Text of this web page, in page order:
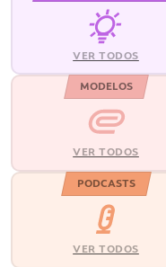
VER TODOS
MODELOS
VER TODOS
PODCASTS
VER TODOS